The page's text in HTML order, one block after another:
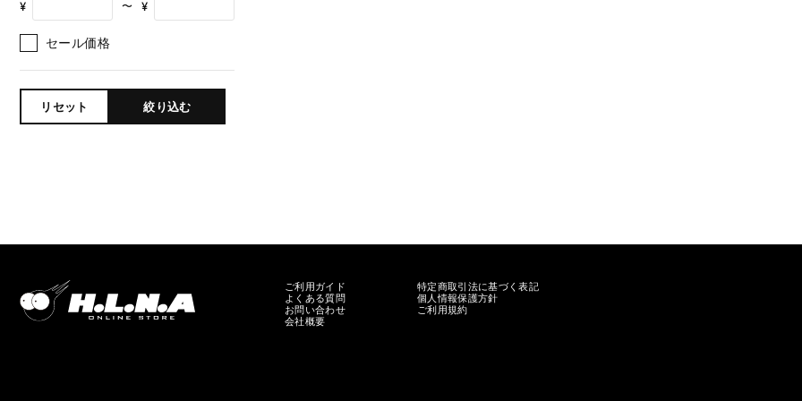
¥ 〜 ¥
セール価格
リセット 絞り込む
ご利用ガイド
よくある質問
お問い合わせ
会社概要
特定商取引法に基づく表記
個人情報保護方針
ご利用規約